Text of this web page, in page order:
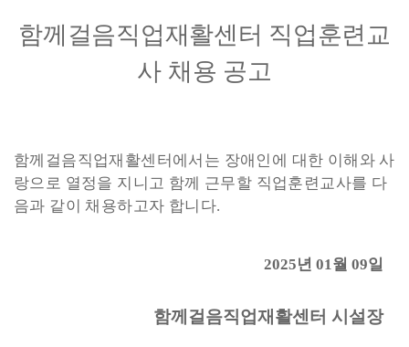
함께걸음직업재활센터 직업훈련교
사 채용 공고
함께걸음직업재활센터에서는 장애인에 대한 이해와 사
랑으로 열정을 지니고 함께 근무할 직업훈련교사를 다
음과 같이 채용하고자 합니다.
2025년 01 월 09일
함께걸음직업재활센터 시설장